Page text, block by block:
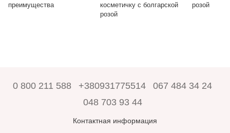
преимущества
косметичку с болгарской
розой
розой
0 800 211 588 +380931775514
067 484 34 24
048 703 93 44
Контактная информация